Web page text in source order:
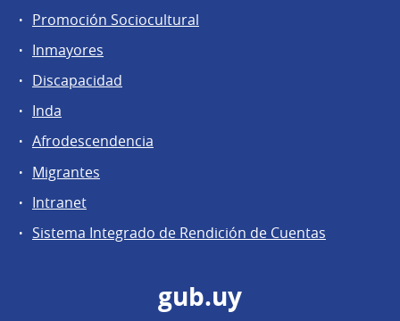
Promoción Sociocultural
Inmayores
Discapacidad
Inda
Afrodescendencia
Migrantes
Intranet
Sistema Integrado de Rendición de Cuentas
gub.uy